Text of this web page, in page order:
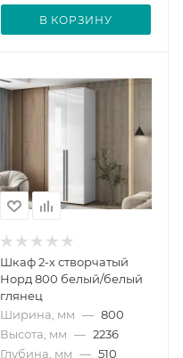
В КОРЗИНУ
Шкаф 2-х створчатый
Норд 800 белый/белый
глянец
Ширина, мм — 800
Высота, мм — 2236
Глубина, мм — 510